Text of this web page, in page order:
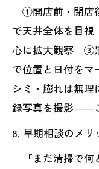
①開店前・閉店
で天井全体を目
心に拡大観察 ③
で位置と日付を
シミ・膨れは無
録写真を撮影――
8. 早期相談のメリ
「まだ清掃で何